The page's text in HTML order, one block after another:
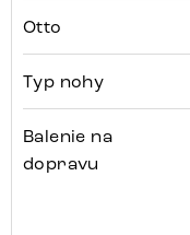
Otto
Typ nohy
Balenie na
dopravu